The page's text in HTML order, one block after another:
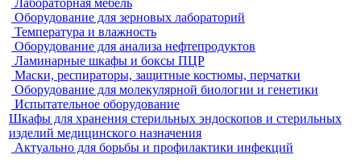
Лабораторная мебель
Оборудование для зерновых лабораторий
Температура и влажность
Оборудование для анализа нефтепродуктов
Ламинарные шкафы и боксы ПЦР
Маски, респираторы, защитные костюмы, перчатки
Оборудование для молекулярной биологии и генетики
Испытательное оборудование
Шкафы для хранения стерильных эндоскопов и стерильных
изделий медицинского назначения
Актуально для борьбы и профилактики инфекций